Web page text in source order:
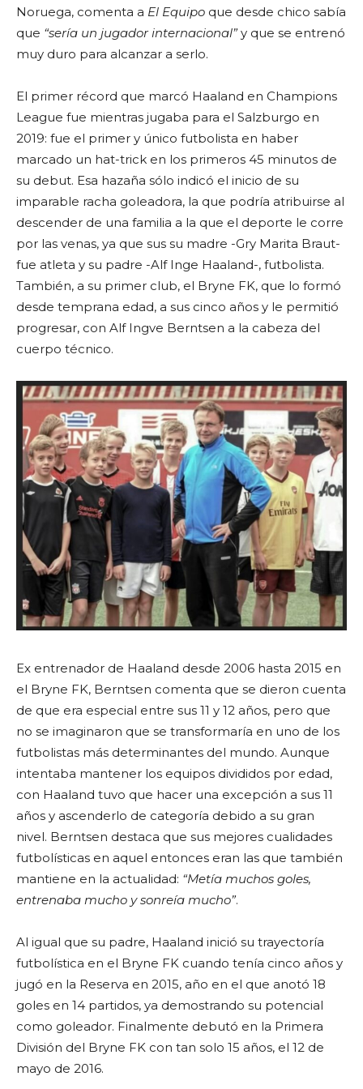
Noruega, comenta a El Equipo que desde chico sabía
que “sería un jugador internacional” y que se entrenó
muy duro para alcanzar a serlo.
El primer récord que marcó Haaland en Champions
League fue mientras jugaba para el Salzburgo en
2019: fue el primer y único futbolista en haber
marcado un hat-trick en los primeros 45 minutos de
su debut. Esa hazaña sólo indicó el inicio de su
imparable racha goleadora, la que podría atribuirse al
descender de una familia a la que el deporte le corre
por las venas, ya que sus su madre -Gry Marita Braut-
fue atleta y su padre -Alf Inge Haaland-, futbolista.
También, a su primer club, el Bryne FK, que lo formó
desde temprana edad, a sus cinco años y le permitió
progresar, con Alf Ingve Berntsen a la cabeza del
cuerpo técnico.
Ex entrenador de Haaland desde 2006 hasta 2015 en
el Bryne FK, Berntsen comenta que se dieron cuenta
de que era especial entre sus 11 y 12 años, pero que
no se imaginaron que se transformaría en uno de los
futbolistas más determinantes del mundo. Aunque
intentaba mantener los equipos divididos por edad,
con Haaland tuvo que hacer una excepción a sus 11
años y ascenderlo de categoría debido a su gran
nivel. Berntsen destaca que sus mejores cualidades
futbolísticas en aquel entonces eran las que también
mantiene en la actualidad: “Metía muchos goles,
entrenaba mucho y sonreía mucho”.
Al igual que su padre, Haaland inició su trayectoría
futbolística en el Bryne FK cuando tenía cinco años y
jugó en la Reserva en 2015, año en el que anotó 18
goles en 14 partidos, ya demostrando su potencial
como goleador. Finalmente debutó en la Primera
División del Bryne FK con tan solo 15 años, el 12 de
mayo de 2016.